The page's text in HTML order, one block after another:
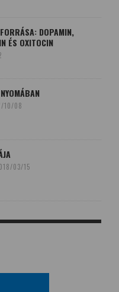
DOPAMIN,
ÉS OXITOCIN
10/08
03/15